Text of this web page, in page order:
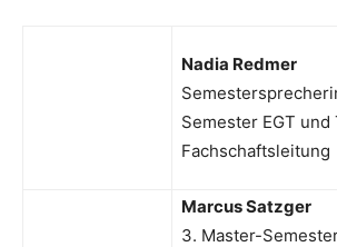
Nadia Redmer
Semester EGT und
Fachschaftsleitung
Marcus Satzger
3. Master-